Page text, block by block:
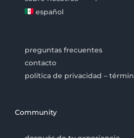
español
preguntas frecuentes
contacto
política de privacidad –
Community